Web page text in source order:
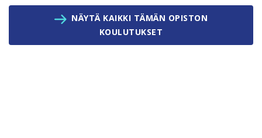
NÄYTÄ KAIKKI TÄMÄN OPISTON
KOULUTUKSET